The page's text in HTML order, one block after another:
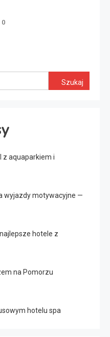
0
Szukaj
z aquaparkiem i
wyjazdy motywacyjne —
hotele z
na Pomorzu
hotelu spa